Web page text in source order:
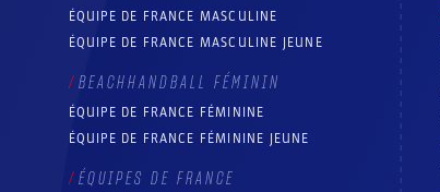
ÉQUIPE DE FRANCE MASCULINE
ÉQUIPE DE FRANCE MASCULINE JEUNE
BEACHHANDBALL FÉMININ
ÉQUIPE DE FRANCE FÉMININE
ÉQUIPE DE FRANCE FÉMININE JEUNE
ÉQUIPES DE FRANCE